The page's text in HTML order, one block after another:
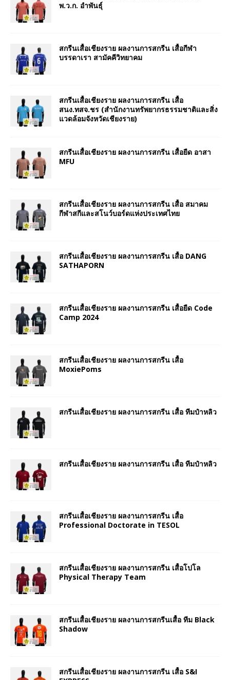
พ.ว.ก. อำพันธุ์
สกรีนเสื้อเชียงราย ผลงานการสกรีน เสื้อกีฬา
บรรดาเรา สามัคคีวิทยาคม
สกรีนเสื้อเชียงราย ผลงานการสกรีน เสื้อ
สนง.ทสจ.ชร (สำนักงานทรัพยากรธรรมชาติและสิ่ง
แวดล้อมจังหวัดเชียงราย)
สกรีนเสื้อเชียงราย ผลงานการสกรีน เสื้อยืด อาสา
MFU
สกรีนเสื้อเชียงราย ผลงานการสกรีน เสื้อ สมาคม
กีฬาสกีและสโนว์บอร์ดแห่งประเทศไทย
สกรีนเสื้อเชียงราย ผลงานการสกรีน เสื้อ DANG
SATHAPORN
สกรีนเสื้อเชียงราย ผลงานการสกรีน เสื้อยืด Code
Camp 2024
สกรีนเสื้อเชียงราย ผลงานการสกรีน เสื้อ
MoxiePoms
สกรีนเสื้อเชียงราย ผลงานการสกรีน เสื้อ ทีมป๋าหลิว
สกรีนเสื้อเชียงราย ผลงานการสกรีน เสื้อ ทีมป๋าหลิว
สกรีนเสื้อเชียงราย ผลงานการสกรีน เสื้อ
Professional Doctorate in TESOL
สกรีนเสื้อเชียงราย ผลงานการสกรีน เสื้อโปโล
Physical Therapy Team
สกรีนเสื้อเชียงราย ผลงานการสกรีนเสื้อ ทีม Black
Shadow
สกรีนเสื้อเชียงราย ผลงานการสกรีน เสื้อ S&I